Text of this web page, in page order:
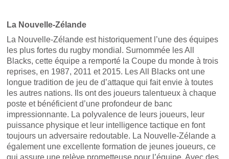
La Nouvelle-Zélande
La Nouvelle-Zélande est historiquement l’une des équipes
les plus fortes du rugby mondial. Surnommée les All
Blacks, cette équipe a remporté la Coupe du monde à trois
reprises, en 1987, 2011 et 2015. Les All Blacks ont une
longue tradition de jeu de d’attaque qui fait envie à toutes
les autres nations. Ils ont des joueurs talentueux à chaque
poste et bénéficient d’une profondeur de banc
impressionnante. La polyvalence de leurs joueurs, leur
puissance physique et leur intelligence tactique en font
toujours un adversaire redoutable. La Nouvelle-Zélande a
également une excellente formation de jeunes joueurs, ce
qui assure une relève prometteuse pour l’équipe. Avec des